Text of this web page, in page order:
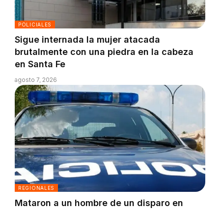
POLICIALES
Sigue internada la mujer atacada
brutalmente con una piedra en la cabeza
en Santa Fe
agosto 7, 2026
REGIONALES
Mataron a un hombre de un disparo en